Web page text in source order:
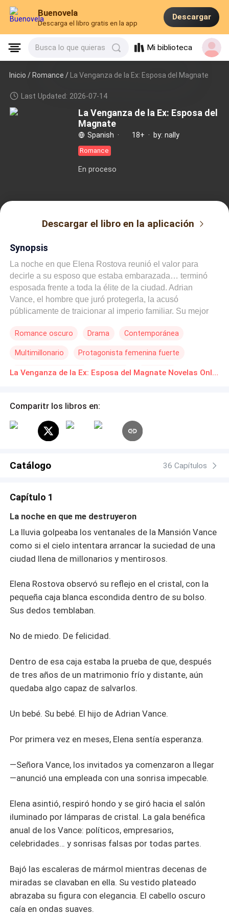
Buenovela
Descarga el libro gratis en la app
Descargar
Busca lo que quieras Mi biblioteca
Inicio /Romance / La Venganza de la Ex: Esposa del Magnate
Last Updated: 2026-07-14
La Venganza de la Ex: Esposa del
Magnate
Spanish · 18+ · by: nally
Romance
En proceso
Descargar el libro en la aplicación
Synopsis
La noche en que Elena Rostova reunió el valor para
decirle a su esposo que estaba embarazada… terminó
esposada frente a toda la élite de la ciudad. Adrian
Vance, el hombre que juró protegerla, la acusó
públicamente de traicionar al imperio familiar. Su mejor
destruían su reputación, Elena fue enviada a prisión:
verdadero infierno comenzó tras las rejas. Golpeada,
abandonada y sin nadie que la defendiera, Elena perdió
años después, Elena regresa convertida en otra persona:
venganza. Y para destruir a los Vance, necesita
acercarse al hombre más temido del imperio: Alexander
dominante y veinte años mayor, capaz de arruinar vidas
obsesión. Una que ninguno de los dos puede controlar.
enamorarse del hombre equivocado puede ser incluso
más peligroso que odiarlo.
Romance oscuro Drama Contemporánea
Multimillonario Protagonista femenina fuerte
Hombre Manipulador Traición Venganza La Venganza de la Ex: Esposa del Magnate Novelas Online Descarga gratuita de PDF
Comparitr los libros en:
Catálogo 36 Capítulos
Capítulo 1
La noche en que me destruyeron
La lluvia golpeaba los ventanales de la Mansión Vance
como si el cielo intentara arrancar la suciedad de una
ciudad llena de millonarios y mentirosos.
Elena Rostova observó su reflejo en el cristal, con la
pequeña caja blanca escondida dentro de su bolso.
Sus dedos temblaban.
No de miedo. De felicidad.
Dentro de esa caja estaba la prueba de que, después
de tres años de un matrimonio frío y distante, aún
quedaba algo capaz de salvarlos.
Un bebé. Su bebé. El hijo de Adrian Vance.
Por primera vez en meses, Elena sentía esperanza.
—Señora Vance, los invitados ya comenzaron a llegar
—anunció una empleada con una sonrisa impecable.
Elena asintió, respiró hondo y se giró hacia el salón
iluminado por lámparas de cristal. La gala benéfica
anual de los Vance: políticos, empresarios,
celebridades… y sonrisas falsas por todas partes.
Bajó las escaleras de mármol mientras decenas de
miradas se clavaban en ella. Su vestido plateado
abrazaba su figura con elegancia. El cabello oscuro
caía en ondas suaves.